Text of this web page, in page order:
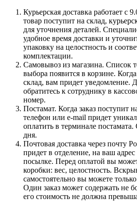
Курьерская доставка работает с
товар поступит на склад,
для уточнения деталей.
удобное время доставки и
упаковку на целостность и
комплектации.
Самовывоз из магазина. Список
выбора появится в корзине.
склад, вам придет уведомление.
обратитесь к сотруднику в
номер.
Постамат. Когда заказ поступит
телефон или e-mail придет
оплатить в терминале
дня.
Почтовая доставка через почту
придет в отделение, на ваш
посылке. Перед оплатой вы
коробки: вес, целостность.
самостоятельно вы можете
Один заказ может содержать не
его стоимость не должна